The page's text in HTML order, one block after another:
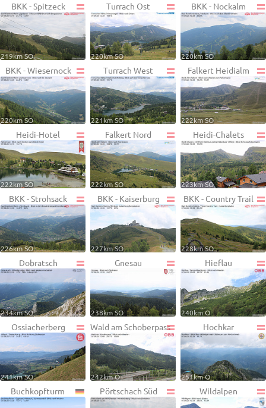
BKK - Spitzeck
219km SO
Turrach Ost
220km SO
BKK - Nockalm
220km SO
BKK - Wiesernock
220km SO
Turrach West
221km SO
Falkert Heidialm
222km SO
Heidi-Hotel
222km SO
Falkert Nord
222km SO
Heidi-Chalets
223km SO
BKK - Strohsack
226km SO
BKK - Kaiserburg
227km SO
BKK - Country Trail
228km SO
Dobratsch
234km SO
Gnesau
238km SO
Hieflau
240km O
Ossiacherberg
241km SO
Wald am Schoberpass
242km O
Hochkar
251km O
Buchkopfturm Pörtschach Süd Wildalpen